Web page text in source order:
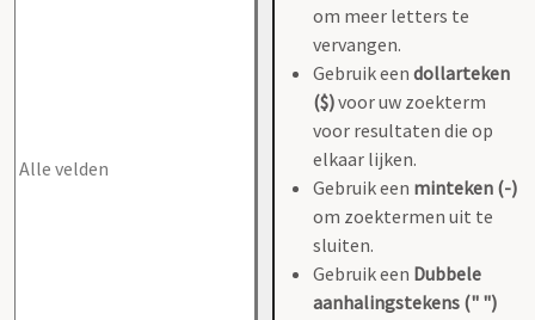
om meer letters te
vervangen.
Gebruik een dollarteken
($)voor uw zoekterm
voor resultaten die op
elkaar lijken.
Gebruik een minteken (-)
om zoektermen uit te
sluiten.
Gebruik een Dubbele
aanhalingstekens (" ")